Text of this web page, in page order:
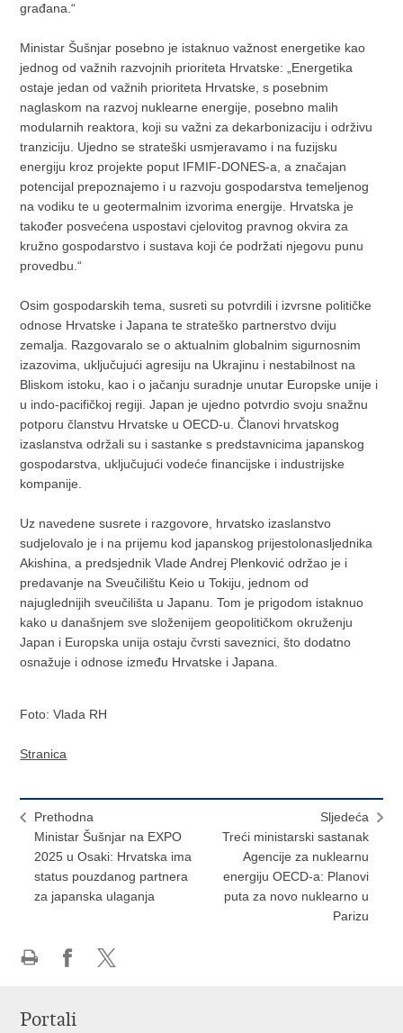
građana.“
Ministar Šušnjar posebno je istaknuo važnost energetike kao
jednog od važnih razvojnih prioriteta Hrvatske: „Energetika
ostaje jedan od važnih prioriteta Hrvatske, s posebnim
naglaskom na razvoj nuklearne energije, posebno malih
modularnih reaktora, koji su važni za dekarbonizaciju i održivu
tranziciju. Ujedno se strateški usmjeravamo i na fuzijsku
energiju kroz projekte poput IFMIF-DONES-a, a značajan
potencijal prepoznajemo i u razvoju gospodarstva temeljenog
na vodiku te u geotermalnim izvorima energije. Hrvatska je
također posvećena uspostavi cjelovitog pravnog okvira za
kružno gospodarstvo i sustava koji će podržati njegovu punu
provedbu.“
Osim gospodarskih tema, susreti su potvrdili i izvrsne političke
odnose Hrvatske i Japana te strateško partnerstvo dviju
zemalja. Razgovaralo se o aktualnim globalnim sigurnosnim
izazovima, uključujući agresiju na Ukrajinu i nestabilnost na
Bliskom istoku, kao i o jačanju suradnje unutar Europske unije i
u indo-pacifičkoj regiji. Japan je ujedno potvrdio svoju snažnu
potporu članstvu Hrvatske u OECD-u. Članovi hrvatskog
izaslanstva održali su i sastanke s predstavnicima japanskog
gospodarstva, uključujući vodeće financijske i industrijske
kompanije.
Uz navedene susrete i razgovore, hrvatsko izaslanstvo
sudjelovalo je i na prijemu kod japanskog prijestolonasljednika
Akishina, a predsjednik Vlade Andrej Plenković održao je i
predavanje na Sveučilištu Keio u Tokiju, jednom od
najuglednijih sveučilišta u Japanu. Tom je prigodom istaknuo
kako u današnjem sve složenijem geopolitičkom okruženju
Japan i Europska unija ostaju čvrsti saveznici, što dodatno
osnažuje i odnose između Hrvatske i Japana.
Foto: Vlada RH
Stranica
Prethodna
Ministar Šušnjar na EXPO
2025 u Osaki: Hrvatska ima
status pouzdanog partnera
za japanska ulaganja
Sljedeća
Treći ministarski sastanak
Agencije za nuklearnu
energiju OECD-a: Planovi
puta za novo nuklearno u
Parizu
Facebooku
Portali